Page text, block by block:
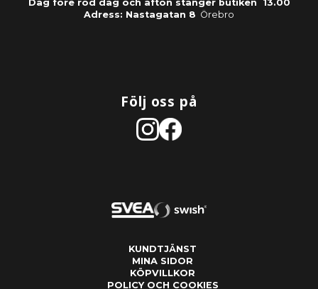
Dag före röd dag och afton stänger butiken 13.00
Adress: Nastagatan 8 Örebro
Följ oss på
KUNDTJÄNST
MINA SIDOR
KÖPVILLKOR
POLICY OCH COOKIES